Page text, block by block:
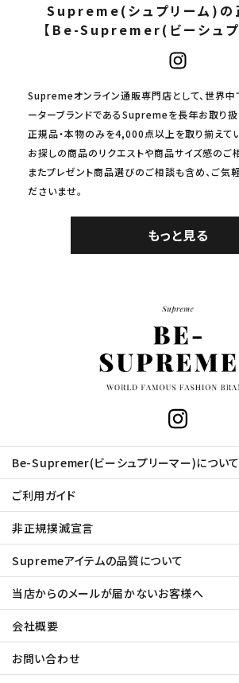
Supreme(シュプリーム)の
【Be-Supremer(ビーシュプ
Supremeオンライン通販専門店として、世界中
ーターブランドであるSupremeを長年お取り扱
正規品・本物のみを4,000点以上を取り揃えて
お探しの商品のリクエストや商品サイズ感のご
またプレゼント商品選びのご相談も含め、ご気
ださいませ。
もっと見る
Be-Supremer(ビーシュプリーマー)について
ご利用ガイド
非正規撲滅宣言
Supremeアイテムの品質について
当店からのメールが届かないお客様へ
会社概要
お問い合わせ